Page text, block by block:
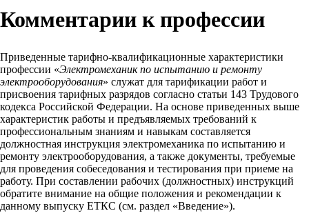
Комментарии к профессии
Приведенные тарифно-квалификационные характеристики
профессии «Электромеханик по испытанию и ремонту
электрооборудования» служат для тарификации работ и
присвоения тарифных разрядов согласно статьи 143 Трудового
кодекса Российской Федерации. На основе приведенных выше
характеристик работы и предъявляемых требований к
профессиональным знаниям и навыкам составляется
должностная инструкция электромеханика по испытанию и
ремонту электрооборудования, а также документы, требуемые
для проведения собеседования и тестирования при приеме на
работу. При составлении рабочих (должностных) инструкций
обратите внимание на общие положения и рекомендации к
данному выпуску ЕТКС (см. раздел «Введение»).